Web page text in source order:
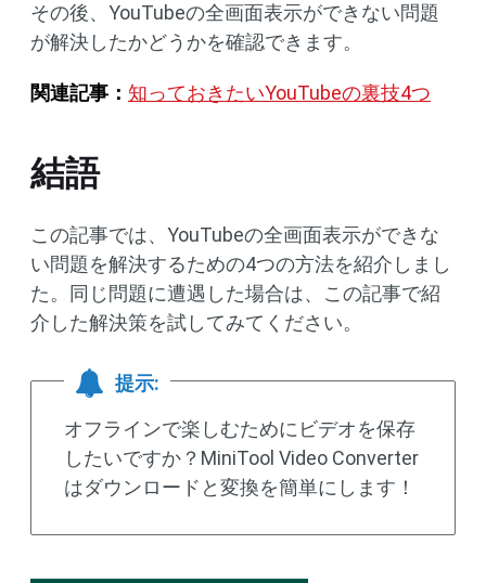
その後、YouTubeの全画面表示ができない問題
が解決したかどうかを確認できます。
関連記事： 知っておきたいYouTubeの裏技4つ
結語
この記事では、YouTubeの全画面表示ができな
い問題を解決するための4つの方法を紹介しまし
た。同じ問題に遭遇した場合は、この記事で紹
介した解決策を試してみてください。
提示:
オフラインで楽しむためにビデオを保存
したいですか？MiniTool Video Converter
はダウンロードと変換を簡単にします！